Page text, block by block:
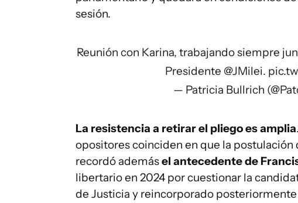
sesión.
Reunión con Karina, trabajando siempre
Presidente @JMilei.
— Patricia Bullrich
La resistencia a retirar el pliego es amplia
opositores coinciden en que la
recordó ademásel antecedente de
libertario en 2024 por cuestionar la
de Justicia y reincorporado